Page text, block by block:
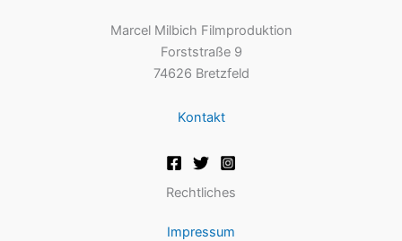
Marcel Milbich Filmproduktion
Forststraße 9
74626 Bretzfeld
Kontakt
Rechtliches
Impressum